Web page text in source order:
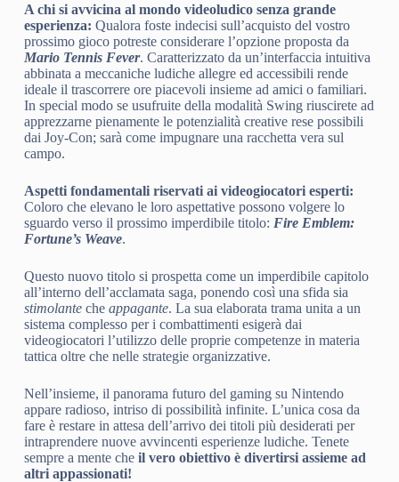
A chi si avvicina al mondo videoludico senza grande
esperienza: Qualora foste indecisi sull’acquisto del vostro
prossimo gioco potreste considerare l’opzione proposta da
Mario Tennis Fever. Caratterizzato da un’interfaccia intuitiva
abbinata a meccaniche ludiche allegre ed accessibili rende
ideale il trascorrere ore piacevoli insieme ad amici o familiari.
In special modo se usufruite della modalità Swing riuscirete ad
apprezzarne pienamente le potenzialità creative rese possibili
dai Joy-Con; sarà come impugnare una racchetta vera sul
campo.
Aspetti fondamentali riservati ai videogiocatori esperti:
Coloro che elevano le loro aspettative possono volgere lo
sguardo verso il prossimo imperdibile titolo: Fire Emblem:
Fortune’s Weave.
Questo nuovo titolo si prospetta come un imperdibile capitolo
all’interno dell’acclamata saga, ponendo così una sfida sia
stimolanteche appagante. La sua elaborata trama unita a un
sistema complesso per i combattimenti esigerà dai
videogiocatori l’utilizzo delle proprie competenze in materia
tattica oltre che nelle strategie organizzative.
Nell’insieme, il panorama futuro del gaming su Nintendo
appare radioso, intriso di possibilità infinite. L’unica cosa da
fare è restare in attesa dell’arrivo dei titoli più desiderati per
intraprendere nuove avvincenti esperienze ludiche. Tenete
sempre a mente che il vero obiettivo è divertirsi assieme ad
altri appassionati!